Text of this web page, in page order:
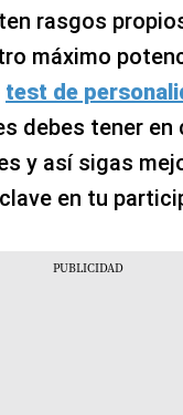
rasgos
máximo
test de
debes tener en
y así sigas
en tu